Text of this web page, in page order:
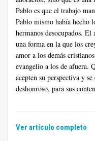
Pablo es que el trabajo
Pablo mismo había hecho
hermanos desocupados.
una forma en la que los
amor a los demás
evangelio a los de afuera.
acepten su perspectiva y
deshonroso, para sus
Ver artículo completo